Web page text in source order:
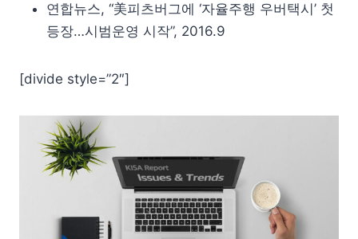
연합뉴스, “美피츠버그에 ‘자율주행 우버택시’ 첫
등장…시범운영 시작”, 2016.9
[divide style=”2″]